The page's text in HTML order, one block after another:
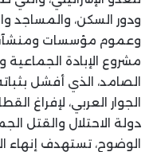
ودور السكن، والمساجد
وعموم مؤسسات ومنشآت
مشروع الإبادة
الصامد، الذي أفشل
الجوار العربي، لإفراغ
دولة الاحتلال والقتل
الوضوح، تستهدف إنهاء